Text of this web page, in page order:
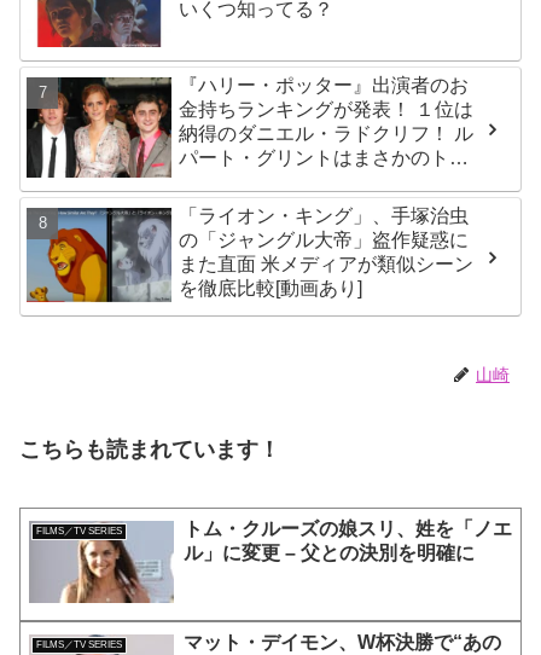
いくつ知ってる？
『ハリー・ポッター』出演者のお
金持ちランキングが発表！ １位は
納得のダニエル・ラドクリフ！ ル
パート・グリントはまさかのトッ
要キャストを抑え、２位に輝いた
のは・・？
「ライオン・キング」、手塚治虫
の「ジャングル大帝」盗作疑惑に
また直面 米メディアが類似シーン
を徹底比較[動画あり]
山崎
こちらも読まれています！
FILMS／TV SERIES
トム・クルーズの娘スリ、姓を「ノエ
ル」に変更 – 父との決別を明確に
FILMS／TV SERIES
マット・デイモン、W杯決勝で“あの